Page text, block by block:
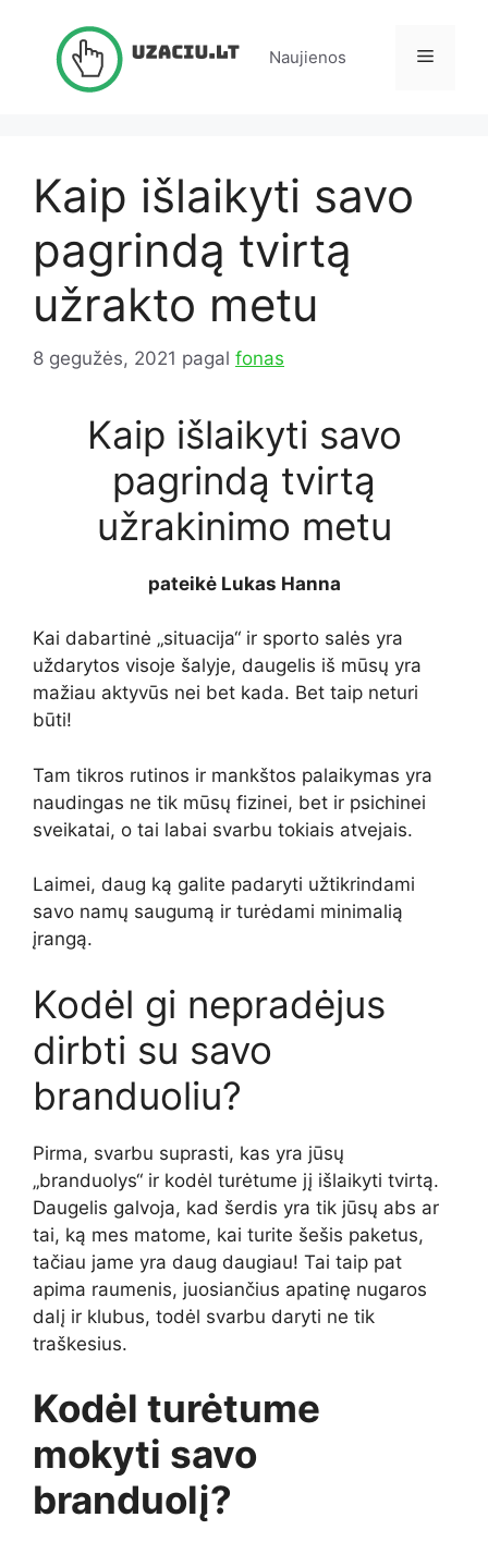
Naujienos Meniu
Kaip išlaikyti savo
pagrindą tvirtą
užrakto metu
8 gegužės, 2021 pagal fonas
Kaip išlaikyti savo
pagrindą tvirtą
užrakinimo metu
pateikė Lukas Hanna
Kai dabartinė „situacija“ ir sporto salės yra
uždarytos visoje šalyje, daugelis iš mūsų yra
mažiau aktyvūs nei bet kada. Bet taip neturi
būti!
Tam tikros rutinos ir mankštos palaikymas yra
naudingas ne tik mūsų fizinei, bet ir psichinei
sveikatai, o tai labai svarbu tokiais atvejais.
Laimei, daug ką galite padaryti užtikrindami
savo namų saugumą ir turėdami minimalią
įrangą.
Kodėl gi nepradėjus
dirbti su savo
branduoliu?
Pirma, svarbu suprasti, kas yra jūsų
„branduolys“ ir kodėl turėtume jį išlaikyti tvirtą.
Daugelis galvoja, kad šerdis yra tik jūsų abs ar
tai, ką mes matome, kai turite šešis paketus,
tačiau jame yra daug daugiau! Tai taip pat
apima raumenis, juosiančius apatinę nugaros
dalį ir klubus, todėl svarbu daryti ne tik
traškesius.
Kodėl turėtume
mokyti savo
branduolį?